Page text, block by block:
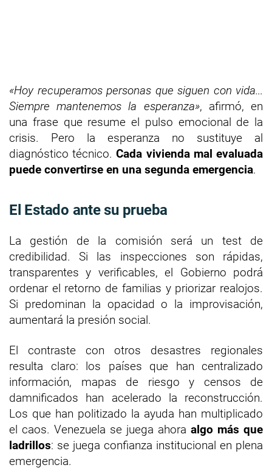
«Hoy recuperamos personas que siguen con vida...
Siempre mantenemos la esperanza», afirmó, en
una frase que resume el pulso emocional de la
crisis. Pero la esperanza no sustituye al
diagnóstico técnico.Cada vivienda mal evaluada
puede convertirse en una segunda emergencia.
El Estado ante su prueba
La gestión de la comisión será un test de
credibilidad. Si las inspecciones son rápidas,
transparentes y verificables, el Gobierno podrá
ordenar el retorno de familias y priorizar realojos.
Si predominan la opacidad o la improvisación,
aumentará la presión social.
El contraste con otros desastres regionales
resulta claro: los países que han centralizado
información, mapas de riesgo y censos de
damnificados han acelerado la reconstrucción.
Los que han politizado la ayuda han multiplicado
el caos. Venezuela se juega ahora algo más que
ladrillos: se juega confianza institucional en plena
emergencia.